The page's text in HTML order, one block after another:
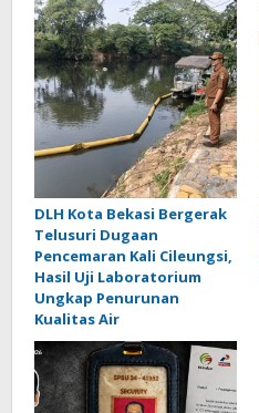
DLH Kota Bekasi Bergerak
Telusuri Dugaan
Pencemaran Kali Cileungsi,
Hasil Uji Laboratorium
Ungkap Penurunan
Kualitas Air